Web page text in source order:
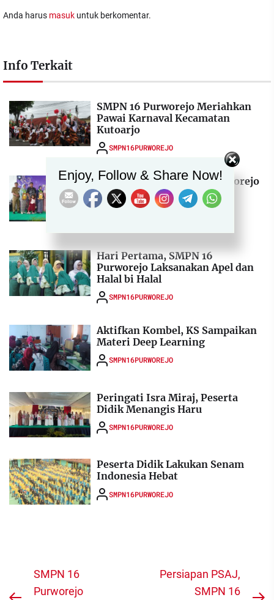
Anda harus masuk untuk berkomentar.
Info Terkait
SMPN 16 Purworejo Meriahkan
Pawai Karnaval Kecamatan
Kutoarjo
SMPN16PURWOREJO
Purnawiyata SMPN 16 Purworejo
Berlangsung Khidmat dan
Semarak
Hari Pertama, SMPN 16
Purworejo Laksanakan Apel dan
Halal bi Halal
SMPN16PURWOREJO
Aktifkan Kombel, KS Sampaikan
Materi Deep Learning
SMPN16PURWOREJO
Peringati Isra Miraj, Peserta
Didik Menangis Haru
SMPN16PURWOREJO
Peserta Didik Lakukan Senam
Indonesia Hebat
SMPN16PURWOREJO
Navigasi
pos
SMPN 16
Purworejo
Persiapan PSAJ,
SMPN 16
Enjoy, Follow & Share Now!
Set Youtube Channel ID